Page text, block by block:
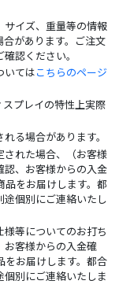
サイズ、重量等の情報
があります。ご注文
認ください。
いてはこちらのページ
プレイの特性上実際
る場合があります。
された場合、（お客様
認、お客様からの入金
をお届けします。都
個別にご連絡いたし
等についてのお打ち
お客様からの入金確
をお届けします。都合
別にご連絡いたしま